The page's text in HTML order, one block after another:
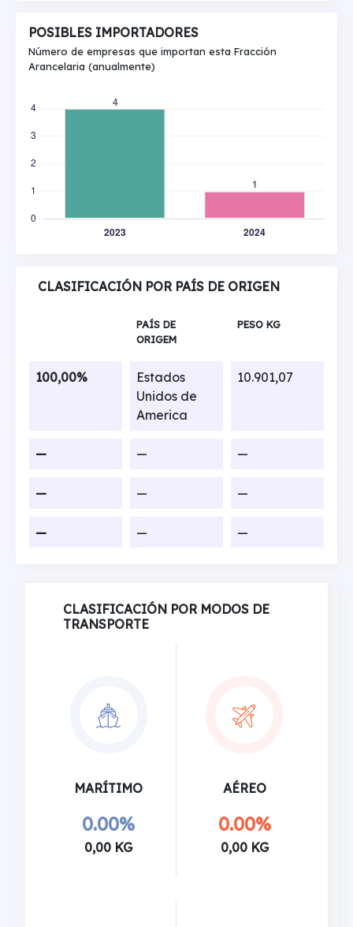
POSIBLES IMPORTADORES
Número de empresas que importan esta Fracción
Arancelaria (anualmente)
CLASIFICACIÓN POR PAÍS DE ORIGEN
PAÍS DE
ORIGEM
PESO KG
100,00%
Estados
Unidos de
America
10.901,07
— — —
— — —
— — —
CLASIFICACIÓN POR MODOS DE
TRANSPORTE
MARÍTIMO
0.00%
0,00 KG
AÉREO
0.00%
0,00 KG